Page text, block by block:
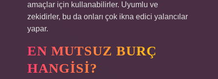
amaçlar için kullanabilirler. Uyumlu ve
zekidirler, bu da onları çok ikna edici yalancılar
yapar.
EN MUTSUZ BURÇ
HANGISI?